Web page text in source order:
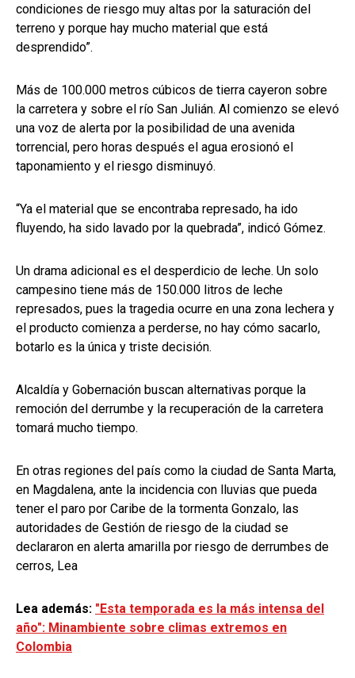
condiciones de riesgo muy altas por la saturación del
terreno y porque hay mucho material que está
desprendido”.
Más de 100.000 metros cúbicos de tierra cayeron sobre
la carretera y sobre el río San Julián. Al comienzo se elevó
una voz de alerta por la posibilidad de una avenida
torrencial, pero horas después el agua erosionó el
taponamiento y el riesgo disminuyó.
“Ya el material que se encontraba represado, ha ido
fluyendo, ha sido lavado por la quebrada”, indicó Gómez.
Un drama adicional es el desperdicio de leche. Un solo
campesino tiene más de 150.000 litros de leche
represados, pues la tragedia ocurre en una zona lechera y
el producto comienza a perderse, no hay cómo sacarlo,
botarlo es la única y triste decisión.
Alcaldía y Gobernación buscan alternativas porque la
remoción del derrumbe y la recuperación de la carretera
tomará mucho tiempo.
En otras regiones del país como la ciudad de Santa Marta,
en Magdalena, ante la incidencia con lluvias que pueda
tener el paro por Caribe de la tormenta Gonzalo, las
autoridades de Gestión de riesgo de la ciudad se
declararon en alerta amarilla por riesgo de derrumbes de
cerros, Lea
Lea además: "Esta temporada es la más intensa del
año": Minambiente sobre climas extremos en
Colombia